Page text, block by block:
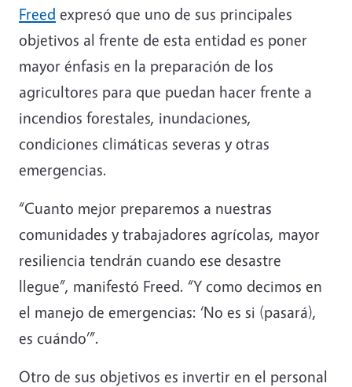
Freed expresó que uno de sus principales
objetivos al frente de esta entidad es poner
mayor énfasis en la preparación de los
agricultores para que puedan hacer frente a
incendios forestales, inundaciones,
condiciones climáticas severas y otras
emergencias.
“Cuanto mejor preparemos a nuestras
comunidades y trabajadores agrícolas, mayor
resiliencia tendrán cuando ese desastre
llegue”, manifestó Freed. “Y como decimos en
el manejo de emergencias: ‘No es si (pasará),
es cuándo’”.
Otro de sus objetivos es invertir en el personal